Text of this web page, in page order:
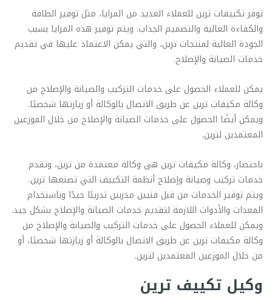
توفر تكييفات ترين للعملاء العديد من المزايا، مثل توفير الطاقة
والكفاءة العالية والتصميم الجذاب. ويتم توفير هذه المزايا بسبب
الجودة العالية لمنتجات ترين، والتي يمكن الاعتماد عليها في تقديم
خدمات الصيانة والإصلاح.
يمكن للعملاء الحصول على خدمات التركيب والصيانة والإصلاح من
وكالة مكيفات ترين عن طريق الاتصال بالوكالة أو زيارتها شخصيًا.
ويمكن أيضًا الحصول على خدمات الصيانة والإصلاح من خلال الموزعين
المعتمدين لترين.
باختصار، وكالة مكيفات ترين هي وكالة معتمدة من ترين، وتقدم
خدمات تركيب وصيانة وإصلاح أنظمة التكييف التي تصنعها ترين.
ويتم توفير الخدمات من قبل فنيين مدربين تدريبًا جيدًا وباستخدام
المعدات والأدوات اللازمة لتقديم خدمات الصيانة والإصلاح بشكل جيد.
ويمكن للعملاء الحصول على خدمات التركيب والصيانة والإصلاح من
وكالة مكيفات ترين عن طريق الاتصال بالوكالة أو زيارتها شخصيًا، أو
من خلال الموزعين المعتمدين لترين.
وكيل تكييف ترين